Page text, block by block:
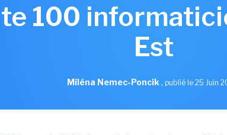
100
Est
Miléna Nemec-Poncik , publié le 25 Juin